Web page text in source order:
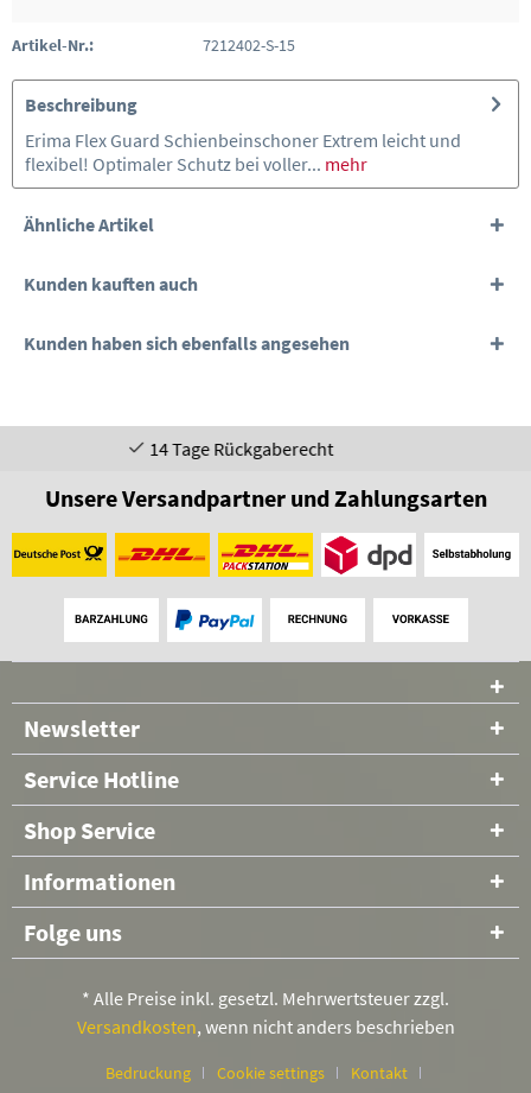
Artikel-Nr.: 7212402-S-15
Beschreibung
Erima Flex Guard Schienbeinschoner Extrem leicht und
flexibel! Optimaler Schutz bei voller... mehr
Ähnliche Artikel
Kunden kauften auch
Kunden haben sich ebenfalls angesehen
Tage Rückgaberecht
Unsere Versandpartner und Zahlungsarten
Newsletter
Service Hotline
Shop Service
Informationen
Folge uns
* Alle Preise inkl. gesetzl. Mehrwertsteuer zzgl.
Versandkosten, wenn nicht anders beschrieben
Bedruckung Cookie settings Kontakt